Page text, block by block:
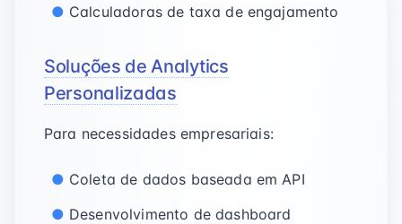
Calculadoras de taxa de engajamento
Soluções de Analytics
Personalizadas
Para necessidades empresariais:
Coleta de dados baseada em API
Desenvolvimento de dashboard